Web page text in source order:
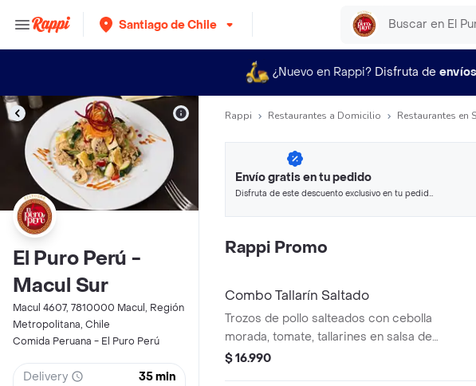
Santiago de Chile
¿Nuevo en Rappi? Disfruta de
El Puro Perú -
Macul Sur
Macul 4607, 7810000 Macul, Región
Metropolitana, Chile
Comida Peruana - El Puro Perú
Delivery 35 min
Rappi Restaurantes a Domicilio Restaurantes en
Envío gratis en tu pedido
Disfruta de este descuento exclusivo en tu pedido
Rappi Promo
Combo Tallarín Saltado
Trozos de pollo salteados con cebolla
morada, tomate, tallarines en salsa de
soya. Acompañado con bebida 220ml a
$ 16.990